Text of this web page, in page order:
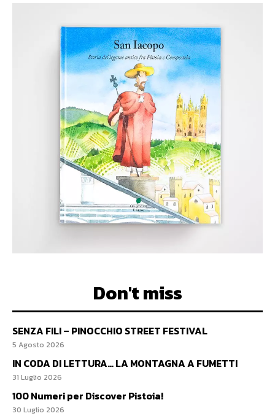
Don't miss
SENZA FILI – PINOCCHIO STREET FESTIVAL
5 Agosto 2026
IN CODA DI LETTURA… LA MONTAGNA A FUMETTI
31 Luglio 2026
100 Numeri per Discover Pistoia!
30 Luglio 2026